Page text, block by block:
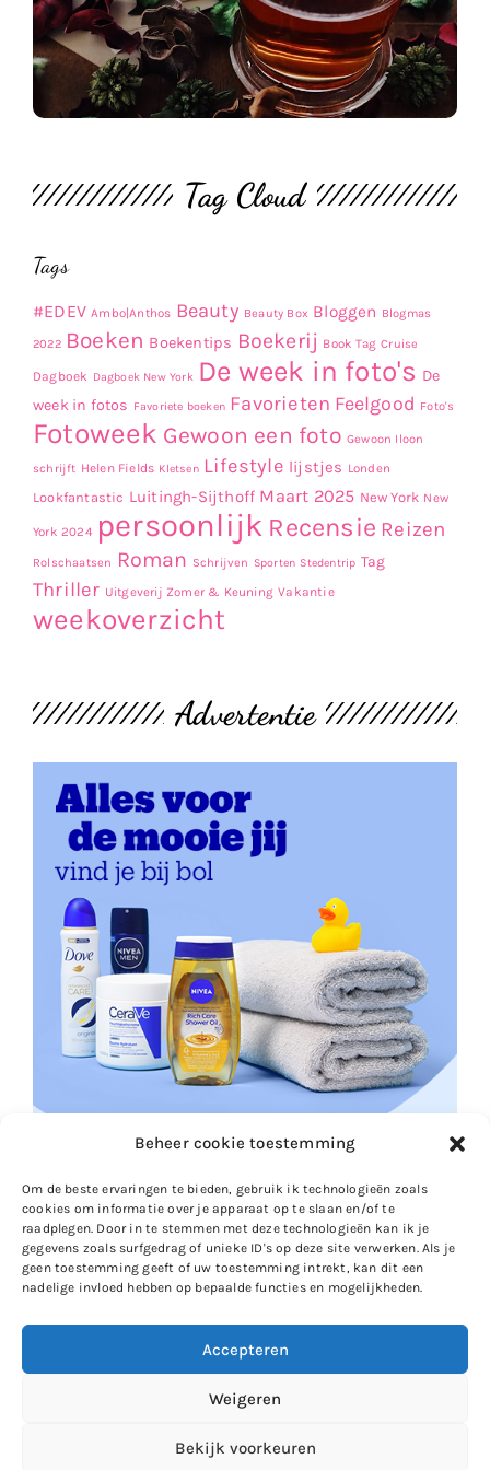
Beheer cookie toestemming
Om de beste ervaringen te bieden, gebruik ik technologieën zoals
cookies om informatie over je apparaat op te slaan en/of te
raadplegen. Door in te stemmen met deze technologieën kan ik je
gegevens zoals surfgedrag of unieke ID's op deze site verwerken. Als je
geen toestemming geeft of uw toestemming intrekt, kan dit een
nadelige invloed hebben op bepaalde functies en mogelijkheden.
Accepteren
Weigeren
Bekijk voorkeuren
Tag Cloud
Tags
#EDEV Ambo|Anthos Beauty Beauty Box Bloggen Blogmas
2022 Boeken Boekentips Boekerij Book Tag Cruise
Dagboek Dagboek New York De week in foto's De
week in fotos Favoriete boeken Favorieten Feelgood Foto's
Fotoweek Gewoon een foto Gewoon Iloon
schrijft Helen Fields Kletsen Lifestyle lijstjes Londen
Lookfantastic Luitingh-Sijthoff Maart 2025 New York New
York 2024 persoonlijk Recensie Reizen
Rolschaatsen Roman Schrijven Sporten Stedentrip Tag
Thriller Uitgeverij Zomer & Keuning Vakantie
weekoverzicht
Advertentie
Gewoon Iloon